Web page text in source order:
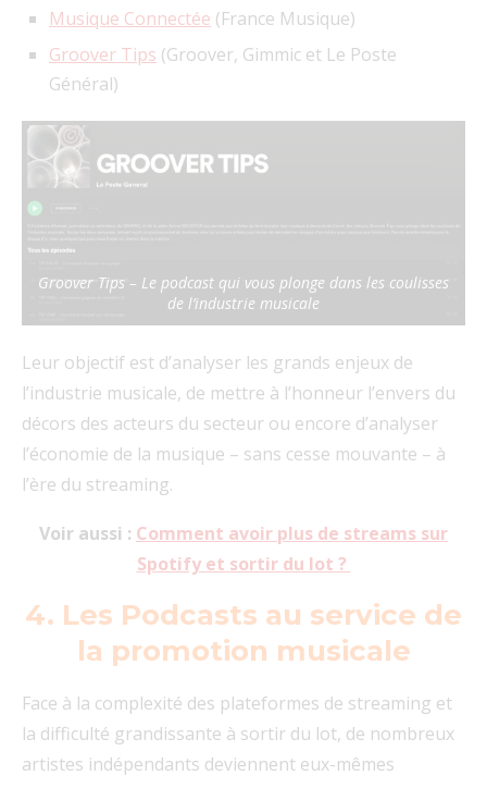
Musique Connectée (France Musique)
Groover Tips (Groover, Gimmic et Le Poste
Général)
Groover Tips – Le podcast qui vous plonge dans les coulisses
de l’industrie musicale
Leur objectif est d’analyser les grands enjeux de
l’industrie musicale, de mettre à l’honneur l’envers du
décors des acteurs du secteur ou encore d’analyser
l’économie de la musique – sans cesse mouvante – à
l’ère du streaming.
Voir aussi : Comment avoir plus de streams sur
Spotify et sortir du lot ?
4. Les Podcasts au service de
la promotion musicale
Face à la complexité des plateformes de streaming et
la difficulté grandissante à sortir du lot, de nombreux
artistes indépendants deviennent eux-mêmes